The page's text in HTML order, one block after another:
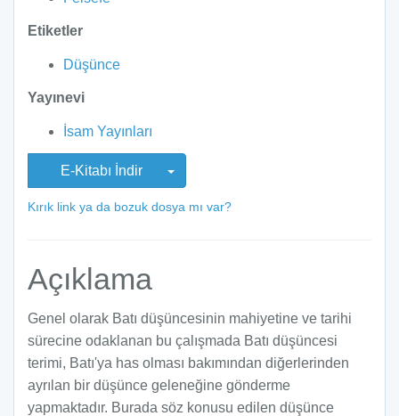
Etiketler
Düşünce
Yayınevi
İsam Yayınları
E-Kitabı İndir
Kırık link ya da bozuk dosya mı var?
Açıklama
Genel olarak Batı düşüncesinin mahiyetine ve tarihi
sürecine odaklanan bu çalışmada Batı düşüncesi
terimi, Batı'ya has olması bakımından diğerlerinden
ayrılan bir düşünce geleneğine gönderme
yapmaktadır. Burada söz konusu edilen düşünce